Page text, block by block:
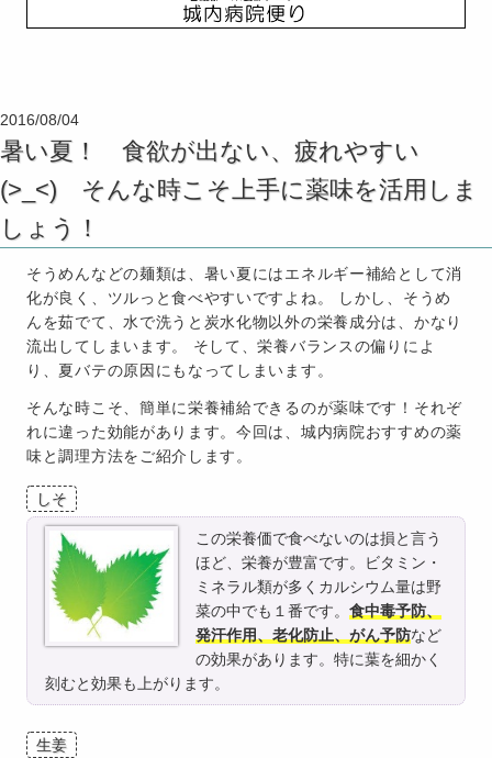
2016/08/04
暑い夏！ 食欲が出ない、疲れやすい
(>_<) そんな時こそ上手に薬味を活用しま
しょう！
そうめんなどの麺類は、暑い夏にはエネルギー補給として消
化が良く、ツルっと食べやすいですよね。 しかし、そうめ
んを茹でて、水で洗うと炭水化物以外の栄養成分は、かなり
流出してしまいます。 そして、栄養バランスの偏りによ
り、夏バテの原因にもなってしまいます。
そんな時こそ、簡単に栄養補給できるのが薬味です！それぞ
れに違った効能があります。今回は、城内病院おすすめの薬
味と調理方法をご紹介します。
しそ
この栄養価で食べないのは損と言う
ほど、栄養が豊富です。ビタミン・
ミネラル類が多くカルシウム量は野
菜の中でも１番です。 食中毒予防、
発汗作用、老化防止、がん予防など
の効果があります。特に葉を細かく
刻むと効果も上がります。
生姜